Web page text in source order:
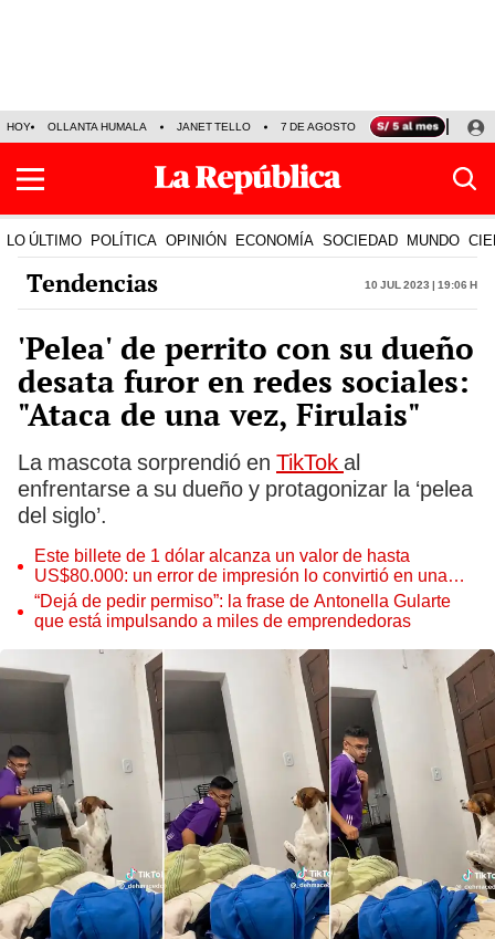
HOY OLLANTA HUMALA JANET TELLO 7 DE AGOSTO TINKA RESULTADOS
LO ÚLTIMO POLÍTICA OPINIÓN ECONOMÍA SOCIEDAD MUNDO
Tendencias 10 Jul 2023 | 19:06 h
'Pelea' de perrito con su dueño
desata furor en redes sociales:
"Ataca de una vez, Firulais"
La mascota sorprendió en TikTok al
enfrentarse a su dueño y protagonizar la ‘pelea
del siglo’.
Este billete de 1 dólar alcanza un valor de hasta
US$80.000: un error de impresión lo convirtió en una
pieza única que hoy buscan coleccionistas de todo el
mundo
“Dejá de pedir permiso”: la frase de Antonella Gularte
que está impulsando a miles de emprendedoras